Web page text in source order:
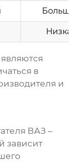
в
и
ВАЗ –
зависит